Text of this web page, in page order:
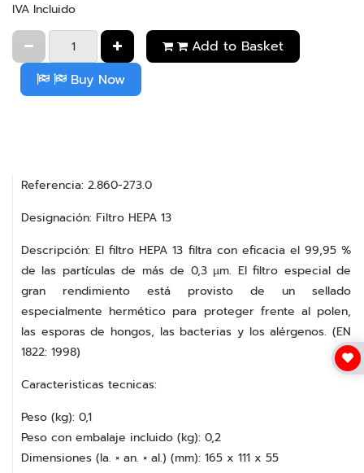
IVA Incluido
Add to Basket
Buy Now
Referencia: 2.860-273.0
Designación: Filtro HEPA 13
Descripción: El filtro HEPA 13 filtra con eficacia el 99,95 %
de las partículas de más de 0,3 µm. El filtro especial de
gran rendimiento está provisto de un sellado
especialmente hermético para proteger frente al polen,
las esporas de hongos, las bacterias y los alérgenos. (EN
1822: 1998)
Caracteristicas tecnicas:
Peso (kg): 0,1
Peso con embalaje incluido (kg): 0,2
Dimensiones (la. × an. × al.) (mm): 165 x 111 x 55